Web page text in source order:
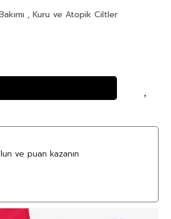
,Kuru ve Atopik Ciltler
ve puan kazanın